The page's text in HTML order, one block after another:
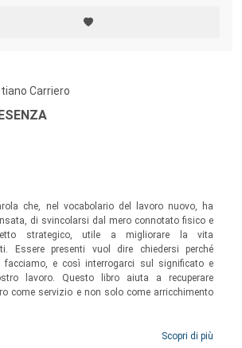
Carriero
che, nel vocabolario del lavoro nuovo, ha
di svincolarsi dal mero connotato fisico e
strategico, utile a migliorare la vita
Essere presenti vuol dire chiedersi perché
facciamo, e così interrogarci sul significato e
lavoro. Questo libro aiuta a recuperare
come servizio e non solo come arricchimento
Scopri di più